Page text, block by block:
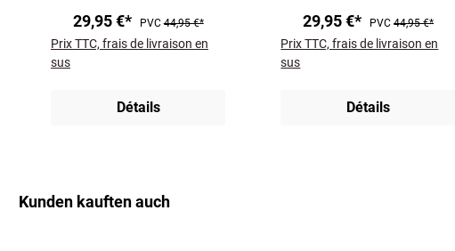
Farbtemperatursteuerung
29,95 €* PVC44,95 €*
Prix TTC, frais de livraison en
sus
Détails
Farbtemperatursteuerung
29,95 €* PVC44,95 €*
Prix TTC, frais de livraison en
sus
Détails
Kunden kauften auch